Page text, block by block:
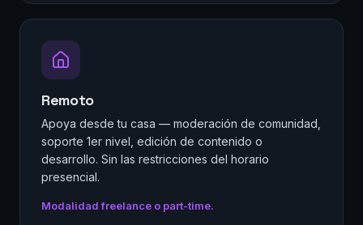
Remoto
Apoya desde tu casa — moderación de comunidad,
soporte 1er nivel, edición de contenido o
desarrollo. Sin las restricciones del horario
presencial.
Modalidad freelance o part-time.